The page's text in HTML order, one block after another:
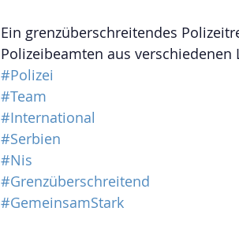
Ein grenzüberschreitendes
Polizeibeamten aus verschiedenen
#Polizei
#Team
#International
#Serbien
#Nis
#Grenzüberschreitend
#GemeinsamStark